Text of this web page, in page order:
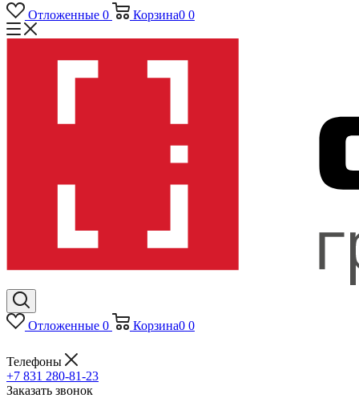
Отложенные 0 Корзина0 0
Отложенные 0 Корзина0 0
Телефоны
+7 831 280-81-23
Заказать звонок